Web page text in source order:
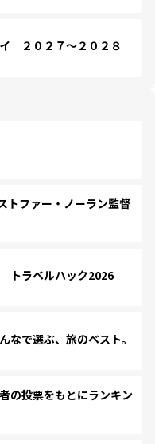
２０２７～２０２８
ファー・ノーラン監督
トラベルハック2026
で選ぶ、旅のベスト。
の投票をもとにランキン